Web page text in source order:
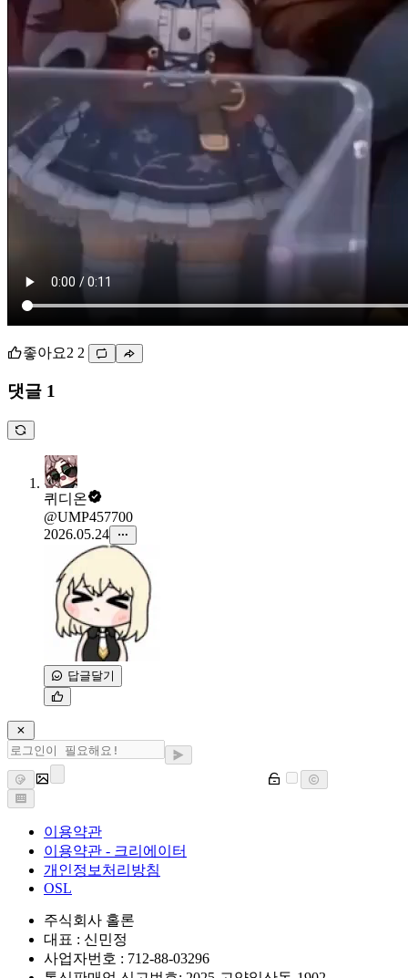
좋아요2 2
댓글 1
퀴디온
@UMP457700
2026.05.24
답글달기
이용약관
이용약관 - 크리에이터
개인정보처리방침
OSL
주식회사 홀론
대표 : 신민정
사업자번호 : 712-88-03296